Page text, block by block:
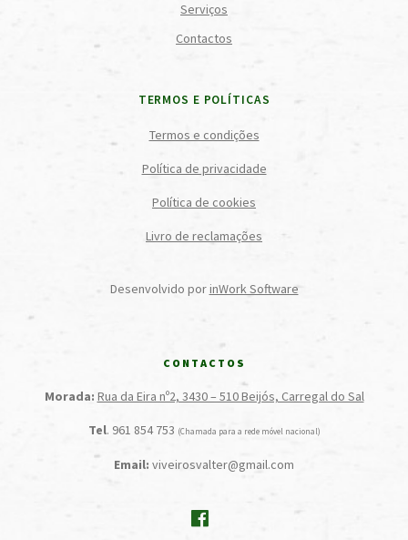
Serviços
Contactos
TERMOS E POLÍTICAS
Termos e condições
Política de privacidade
Política de cookies
Livro de reclamações
Desenvolvido porinWork Software
CONTACTOS
Morada: Rua da Eira nº2, 3430 – 510 Beijós, Carregal do Sal
Tel. 961 854 753 (Chamada para a rede móvel nacional)
Email: viveirosvalter@gmail.com